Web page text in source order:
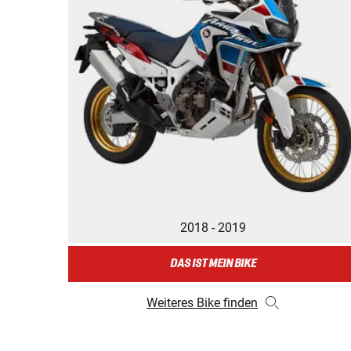
2018 - 2019
DAS IST MEIN BIKE
Weiteres Bike finden